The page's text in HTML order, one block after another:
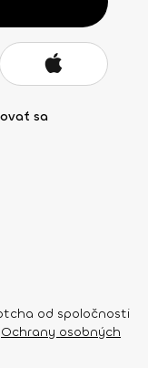
sa
od spoločnosti
Ochrany osobných